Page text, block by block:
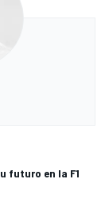
futuro en la F1